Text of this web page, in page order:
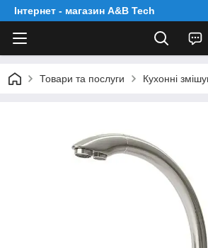
Інтернет - магазин A&B Tech
Товари та послуги Кухонні